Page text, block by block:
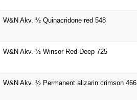
W&N Akv. ½ Quinacridone red 548
W&N Akv. ½ Winsor Red Deep 725
W&N Akv. ½ Permanent alizarin crimson 466